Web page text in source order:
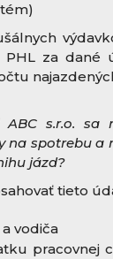
za dané
ABC s.r.o. sa
na spotrebu a
jázd?
tieto
vodiča
pracovnej